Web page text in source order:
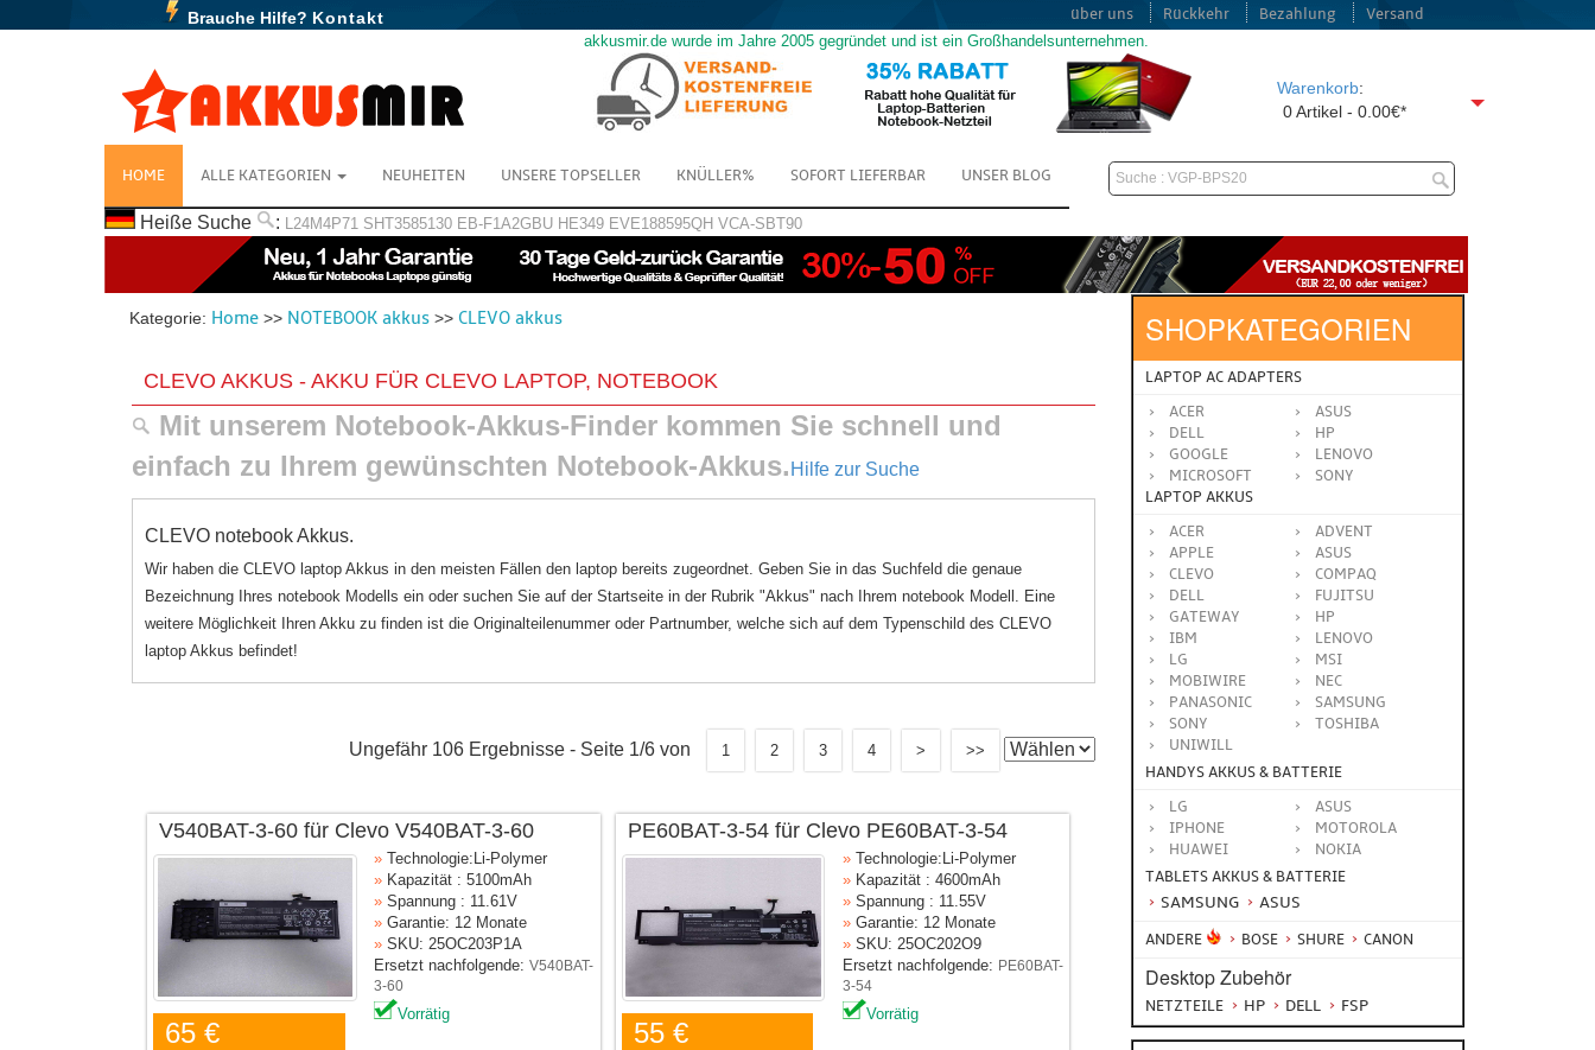
Brauche Hilfe? Kontakt über uns Rückkehr Bezahlung Versand
akkusmir.de wurde im Jahre 2005 gegründet und ist ein Großhandelsunternehmen.
Warenkorb:
0 Artikel - 0.00€*
HOME ALLE KATEGORIEN NEUHEITEN UNSERE TOPSELLER KNÜLLER% SOFORT LIEFERBAR UNSER BLOG
Heiße Suche : L24M4P71 SHT3585130 EB-F1A2GBU HE349 EVE188595QH VCA-SBT90
Kategorie: Home>> NOTEBOOK akkus>> CLEVO akkus
CLEVO AKKUS - AKKU FÜR CLEVO LAPTOP, NOTEBOOK
Mit unserem Notebook-Akkus-Finder kommen Sie schnell und
einfach zu Ihrem gewünschten Notebook-Akkus. Hilfe zur Suche
CLEVO notebook Akkus.
Wir haben die CLEVO laptop Akkus in den meisten Fällen den laptop bereits zugeordnet. Geben Sie in das Suchfeld die genaue
Bezeichnung Ihres notebook Modells ein oder suchen Sie auf der Startseite in der Rubrik "Akkus" nach Ihrem notebook Modell. Eine
weitere Möglichkeit Ihren Akku zu finden ist die Originalteilenummer oder Partnumber, welche sich auf dem Typenschild des CLEVO
laptop Akkus befindet!
Ungefähr 106 Ergebnisse - Seite 1/6 von 1 2 3 4 > >>
V540BAT-3-60 für Clevo V540BAT-3-60
65 €
»Technologie:Li-Polymer
»Kapazität : 5100mAh
»Spannung : 11.61V
»Garantie: 12 Monate
»SKU: 25OC203P1A
Ersetzt nachfolgende: V540BAT-
3-60
Vorrätig
PE60BAT-3-54 für Clevo PE60BAT-3-54
55 €
»Technologie:Li-Polymer
»Kapazität : 4600mAh
»Spannung : 11.55V
»Garantie: 12 Monate
»SKU: 25OC202O9
Ersetzt nachfolgende: PE60BAT-
3-54
Vorrätig
SHOPKATEGORIEN
LAPTOP AC ADAPTERS
ACER
ASUS
DELL
HP
GOOGLE
LENOVO
MICROSOFT
SONY
LAPTOP AKKUS
ACER
ADVENT
APPLE
ASUS
CLEVO
COMPAQ
DELL
FUJITSU
GATEWAY
HP
IBM
LENOVO
LG
MSI
MOBIWIRE
NEC
PANASONIC
SAMSUNG
SONY
TOSHIBA
UNIWILL
HANDYS AKKUS & BATTERIE
LG
ASUS
IPHONE
MOTOROLA
HUAWEI
NOKIA
TABLETS AKKUS & BATTERIE
SAMSUNG ASUS
ANDERE BOSE SHURE CANON
Desktop Zubehör
NETZTEILE HP DELL FSP